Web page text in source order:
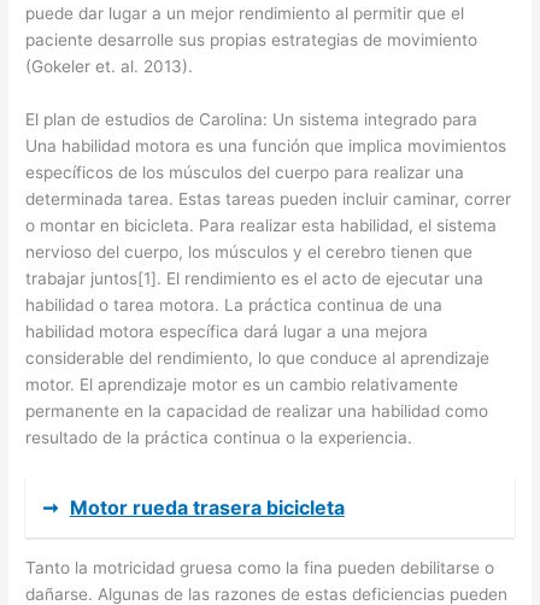
puede dar lugar a un mejor rendimiento al permitir que el
paciente desarrolle sus propias estrategias de movimiento
(Gokeler et. al. 2013).
El plan de estudios de Carolina: Un sistema integrado para
Una habilidad motora es una función que implica movimientos
específicos de los músculos del cuerpo para realizar una
determinada tarea. Estas tareas pueden incluir caminar, correr
o montar en bicicleta. Para realizar esta habilidad, el sistema
nervioso del cuerpo, los músculos y el cerebro tienen que
trabajar juntos[1]. El rendimiento es el acto de ejecutar una
habilidad o tarea motora. La práctica continua de una
habilidad motora específica dará lugar a una mejora
considerable del rendimiento, lo que conduce al aprendizaje
motor. El aprendizaje motor es un cambio relativamente
permanente en la capacidad de realizar una habilidad como
resultado de la práctica continua o la experiencia.
➞ Motor rueda trasera bicicleta
Tanto la motricidad gruesa como la fina pueden debilitarse o
dañarse. Algunas de las razones de estas deficiencias pueden